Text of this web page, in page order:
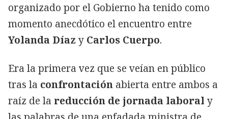
organizado por el Gobierno ha tenido como
momento anecdótico el encuentro entre
Yolanda Díaz y Carlos Cuerpo.
Era la primera vez que se veían en público
tras la confrontación abierta entre ambos a
raíz de la reducción de jornada laboral y